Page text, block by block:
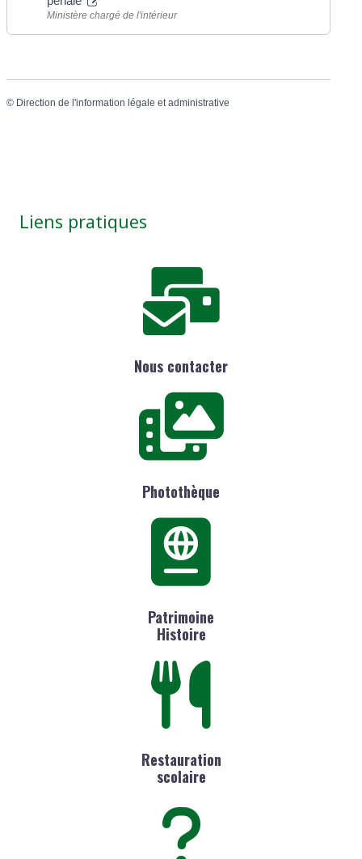
Ministère chargé de l'intérieur
© Direction de l'information légale et administrative
Liens pratiques
Nous contacter
Photothèque
Patrimoine
Histoire
Restauration
scolaire